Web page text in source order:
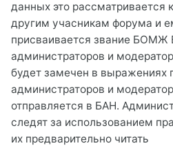
данных это рассматривается
другим учасникам форума и
присваивается звание
администраторов и
будет замечен в выражениях
администраторов и
отправляется в БАН.
следят за использованием
их предварительно читать